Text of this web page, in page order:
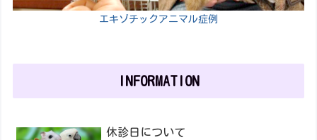
エキゾチックアニマル症例
INFORMATION
休診日について